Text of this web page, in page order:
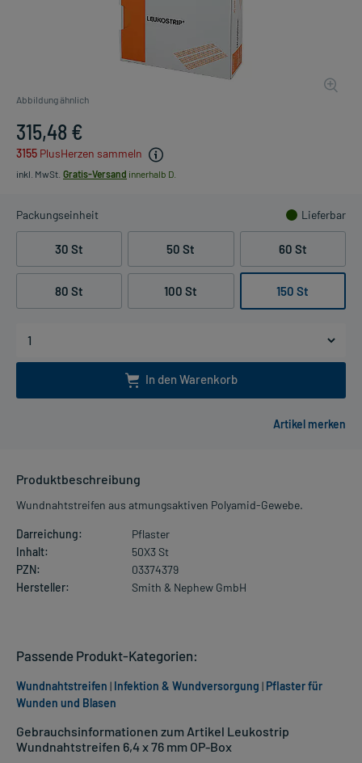
Abbildung ähnlich
315,48 €
3155 PlusHerzen sammeln
inkl. MwSt. Gratis-Versand innerhalb D.
Packungseinheit Lieferbar
30 St 50 St 60 St
80 St 100 St 150 St
In den Warenkorb
Produktbeschreibung
Wundnahtstreifen aus atmungsaktiven Polyamid-Gewebe.
Darreichung:
Pflaster
Inhalt:
50X3 St
PZN:
03374379
Hersteller:
Smith & Nephew GmbH
Gebrauchsinformationen zum Artikel Leukostrip
Wundnahtstreifen 6,4 x 76 mm OP-Box
Passende Produkt-Kategorien:
Wundnahtstreifen | Infektion & Wundversorgung | Pflaster für
Wunden und Blasen